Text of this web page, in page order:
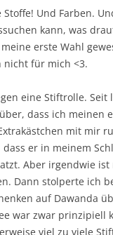
Und Farben.
kann, was
erste Wahl
nicht für mich <3.
eine Stiftrolle. Seit
dass ich meinen
mit mir
er in meinem
Aber irgendwie ist
Dann stolperte ich
auf Dawanda
war zwar prinzipiell
viel zu viele